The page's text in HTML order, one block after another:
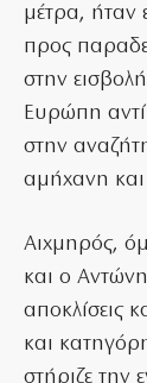
μέτρα, ήταν
προς
στην
Ευρώπη
στην
αμήχανη και
Αιχμηρός,
και ο
αποκλίσεις
και
στήριζε την